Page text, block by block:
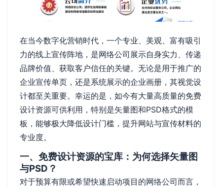
在当今数字化营销时代，一个专业、美观、富有吸引
力的线上宣传阵地，是网络公司展示自身实力、传递
品牌价值、获取客户信任的关键。无论是用于推广的
企业宣传单页，还是系统展示的企业画册，其视觉设
计都至关重要。幸运的是，如今有大量高质量的免费
设计资源可供利用，特别是矢量图和PSD格式的模
板，能够极大降低设计门槛，提升网站与宣传材料的
专业度。
一、免费设计资源的宝库：为何选择矢量图
与PSD？
对于预算有限或希望快速启动项目的网络公司而言，